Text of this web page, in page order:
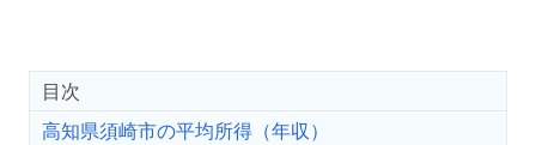
目次
高知県須崎市の平均所得（年収）